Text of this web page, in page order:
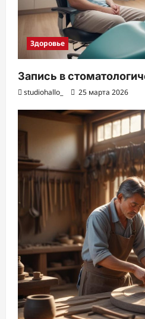
Здоровье
Запись в
studiohallo_ 25 марта 2026